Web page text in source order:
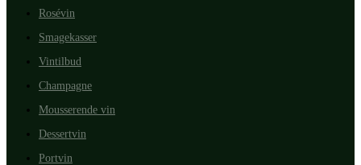
Rosévin
Smagekasser
Vintilbud
Champagne
Mousserende vin
Dessertvin
Portvin